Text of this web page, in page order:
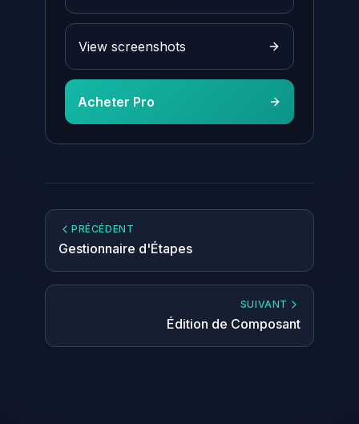
View screenshots
Acheter Pro
PRÉCÉDENT
Gestionnaire d'Étapes
SUIVANT
Édition de Composant